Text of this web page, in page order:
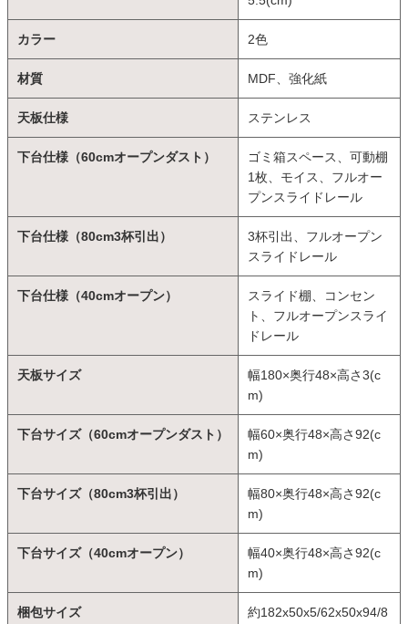
カラー 2色
材質 MDF、強化紙
天板仕様 ステンレス
下台仕様（60cmオープンダスト）
ゴミ箱スペース、可動棚
1枚、モイス、フルオー
プンスライドレール
下台仕様（80cm3杯引出）
3杯引出、フルオープン
スライドレール
下台仕様（40cmオープン）
スライド棚、コンセン
ト、フルオープンスライ
ドレール
天板サイズ
幅180×奥行48×高さ3(c
m)
下台サイズ（60cmオープンダスト）
幅60×奥行48×高さ92(c
m)
下台サイズ（80cm3杯引出）
幅80×奥行48×高さ92(c
m)
下台サイズ（40cmオープン）
幅40×奥行48×高さ92(c
m)
梱包サイズ
約182x50x5/62x50x94/8